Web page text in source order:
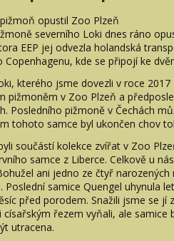
opustil Zoo Plzeň
severního Loki dnes ráno
EEP jej odvezla holandská
Copenhagenu, kde se připojí ke
kterého jsme dovezli v roce 2017
pižmoněm v Zoo Plzeň a
Posledního pižmoně v Čechách
tohoto samce byl ukončen chov
součástí kolekce zvířat v Zoo
samce z Liberce. Celkově u
ani jedno ze čtyř
Poslední samice Quengel uhynula
před porodem. Snažili jsme se jí
císařským řezem vyňali, ale samice
utracena.